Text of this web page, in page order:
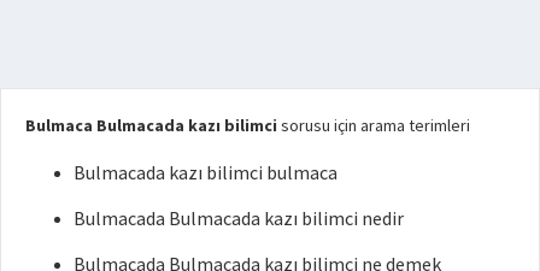
Bulmaca Bulmacada kazı bilimci sorusu için arama terimleri
Bulmacada kazı bilimci bulmaca
Bulmacada Bulmacada kazı bilimci nedir
Bulmacada Bulmacada kazı bilimci ne demek